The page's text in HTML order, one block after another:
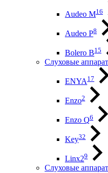
Audeo М16
Audeo P8
Bolero B15
Слуховые
ENYA 17
Enzo2
Enzo Q6
Key32
Linx29
Слуховые